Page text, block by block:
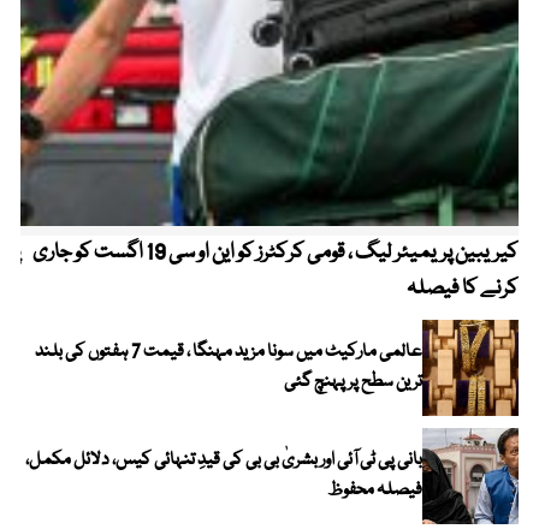
کیریبین پریمیئر لیگ ، قومی کرکٹرز کو این او سی 19 اگست کو جاری
کرنے کا فیصلہ
عالمی مارکیٹ میں سونا مزید مہنگا ، قیمت 7 ہفتوں کی بلند
ترین سطح پر پہنچ گئی
بانی پی ٹی آئی اور بشریٰ بی بی کی قیدِ تنہائی کیس، دلائل مکمل،
فیصلہ محفوظ